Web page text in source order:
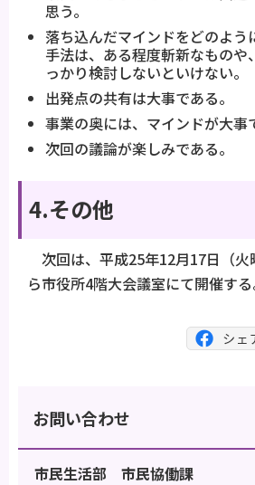
思う。
落ち込んだマインドをどのよう
手法は、ある程度斬新なものや
っかり検討しないといけない。
出発点の共有は大事である。
事業の奥には、マインドが大事
次回の議論が楽しみである。
4.その他
次回は、平成25年12月17日（火
ら市役所4階大会議室にて開催する
お問い合わせ
市民生活部 市民協働課